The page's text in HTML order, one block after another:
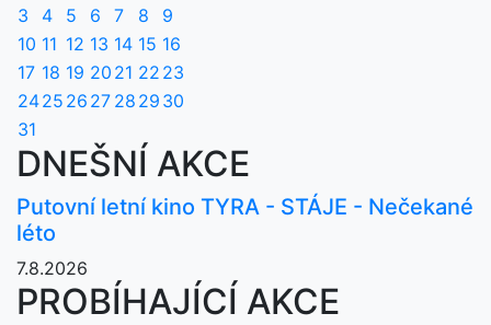
3
4 5 6 7 8
9
10 11 12 13 14 15 16
17 18 19 20 21 22 23
2425 26 27 28 29 30
31
DNEŠNÍ AKCE
Putovní letní kino TYRA - STÁJE - Nečekané
léto
7.8.2026
PROBÍHAJÍCÍ AKCE